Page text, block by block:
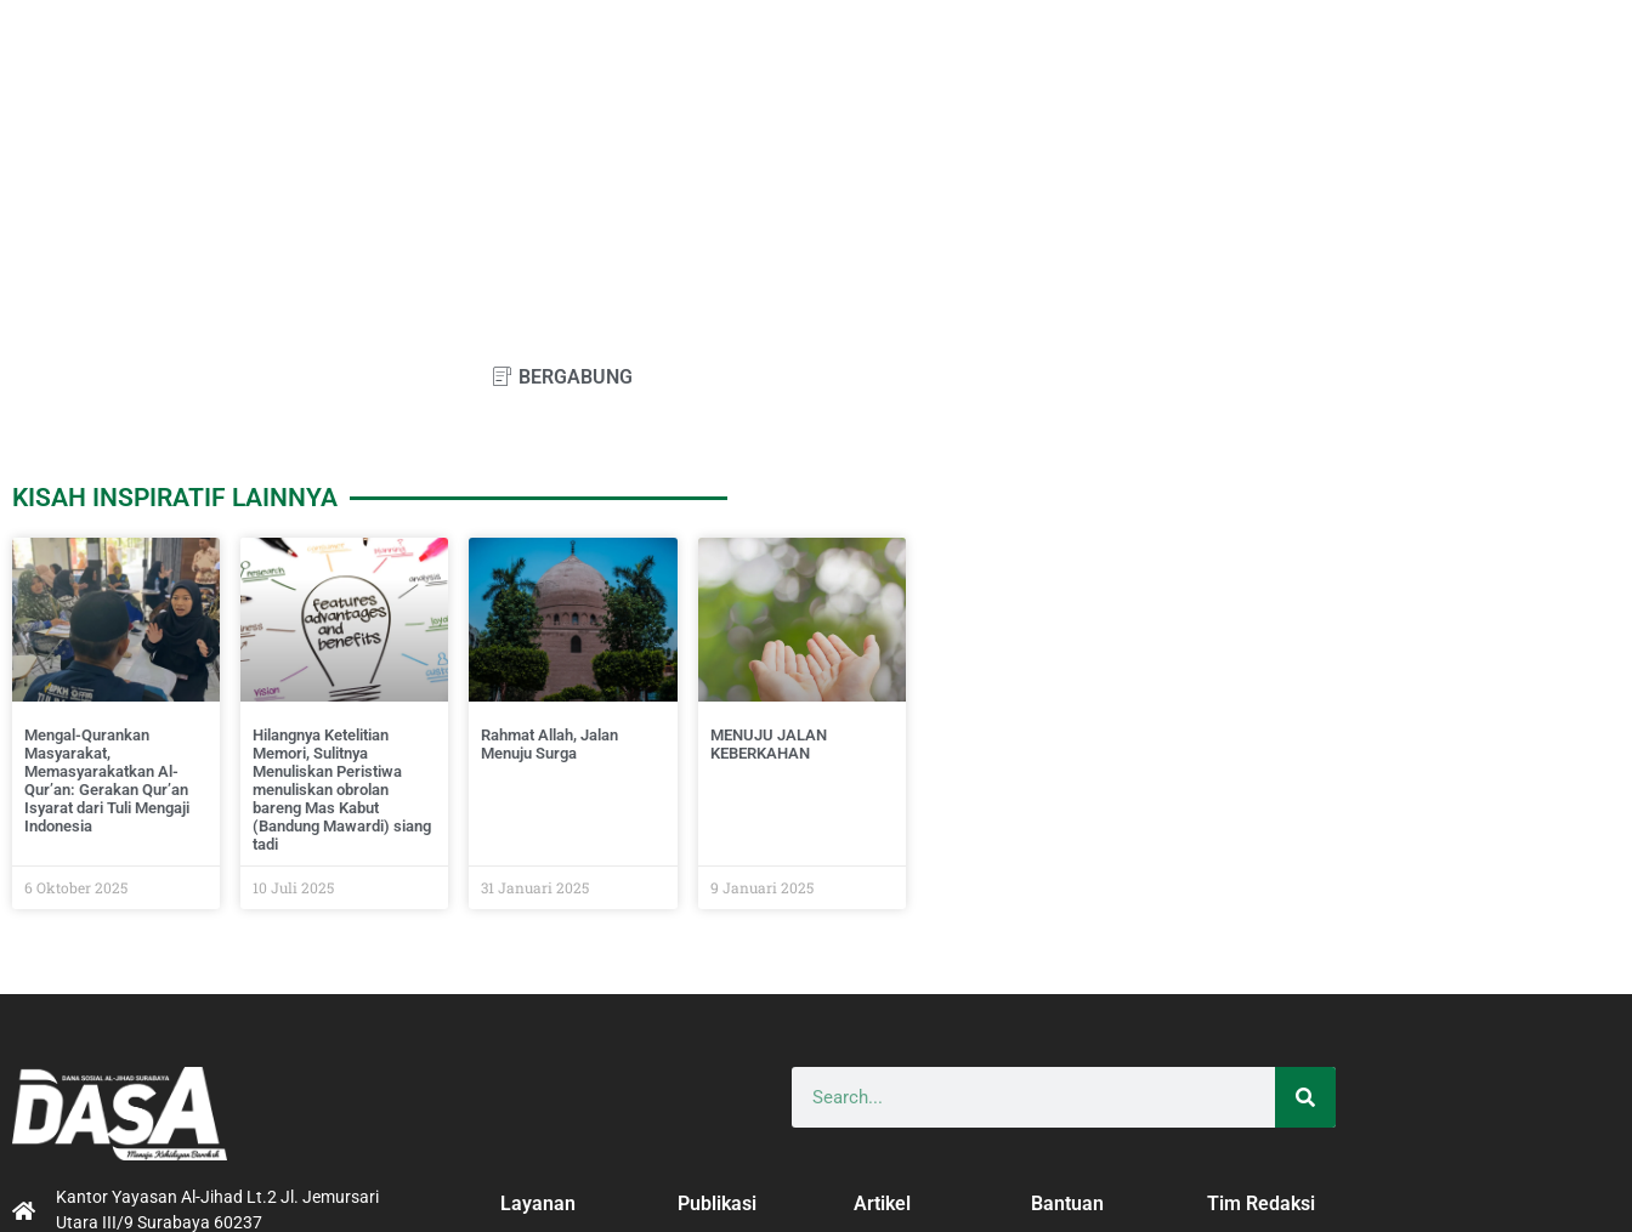
BERGABUNG
KISAH INSPIRATIF LAINNYA
Mengal-Qurankan
Masyarakat,
Memasyarakatkan Al-
Qur’an: Gerakan Qur’an
Isyarat dari Tuli Mengaji
Indonesia
6 Oktober 2025
Hilangnya Ketelitian
Memori, Sulitnya
Menuliskan Peristiwa
menuliskan obrolan
bareng Mas Kabut
(Bandung Mawardi) siang
tadi
10 Juli 2025
Rahmat Allah, Jalan
Menuju Surga
31 Januari 2025
MENUJU JALAN
KEBERKAHAN
9 Januari 2025
Kantor Yayasan Al-Jihad Lt.2 Jl. Jemursari
Utara III/9 Surabaya 60237
Layanan Publikasi Artikel Bantuan Tim Redaksi